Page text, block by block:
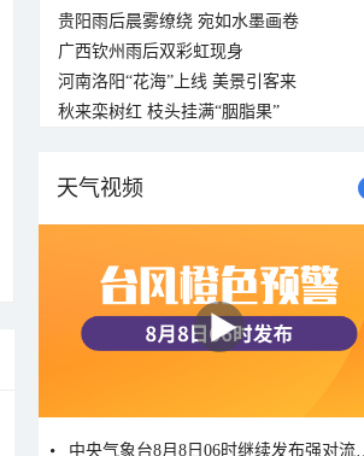
贵阳雨后晨雾缭绕 宛如水墨画卷
广西钦州雨后双彩虹现身
河南洛阳“花海”上线 美景引客来
秋来栾树红 枝头挂满“胭脂果”
天气视频